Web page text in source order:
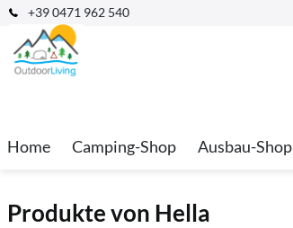
+39 0471 962 540
Home Camping-Shop Ausbau-Shop
Produkte von Hella